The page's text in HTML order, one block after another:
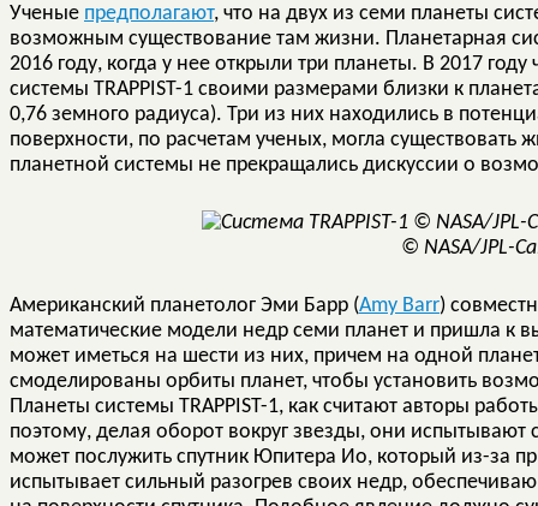
Ученые предполагают, что на двух из семи планеты
возможным существование там жизни. Планетарная
2016 году, когда у нее открыли три планеты. В 2017
системы TRAPPIST-1 своими размерами близки к
0,76 земного радиуса). Три из них находились в
поверхности, по расчетам ученых, могла
планетной системы не прекращались дискуссии о
© NASA/JPL-
Американский планетолог Эми Барр (Amy Barr)
математические модели недр семи планет и пришла к
может иметься на шести из них, причем на одной
смоделированы орбиты планет, чтобы установить
Планеты системы TRAPPIST-1, как считают авторы
поэтому, делая оборот вокруг звезды, они
может послужить спутник Юпитера Ио, который из-за
испытывает сильный разогрев своих недр,